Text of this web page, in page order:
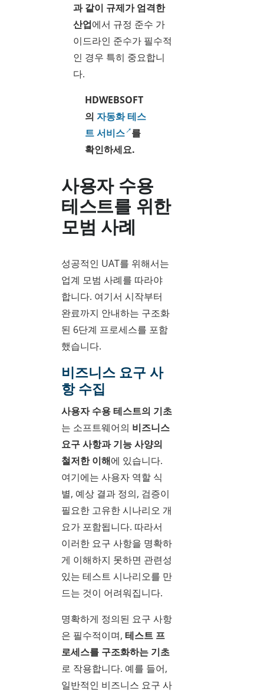
과 같이 규제가 엄격한
산업에서 규정 준수 가
이드라인 준수가 필수적
인 경우 특히 중요합니
다.
HDWEBSOFT
의 자동화 테스
트 서비스 를
확인하세요.
사용자 수용
테스트를 위한
모범 사례
성공적인 UAT를 위해서는
업계 모범 사례를 따라야
합니다. 여기서 시작부터
완료까지 안내하는 구조화
된 6단계 프로세스를 포함
했습니다.
비즈니스 요구 사
항 수집
사용자 수용 테스트의 기초
는 소프트웨어의 비즈니스
요구 사항과 기능 사양의
철저한 이해에 있습니다.
여기에는 사용자 역할 식
별, 예상 결과 정의, 검증이
필요한 고유한 시나리오 개
요가 포함됩니다. 따라서
이러한 요구 사항을 명확하
게 이해하지 못하면 관련성
있는 테스트 시나리오를 만
드는 것이 어려워집니다.
명확하게 정의된 요구 사항
은 필수적이며, 테스트 프
로세스를 구조화하는 기초
로 작용합니다. 예를 들어,
일반적인 비즈니스 요구 사